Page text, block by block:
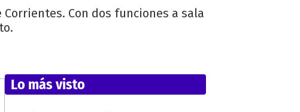
Con dos funciones a sala
Lo más visto